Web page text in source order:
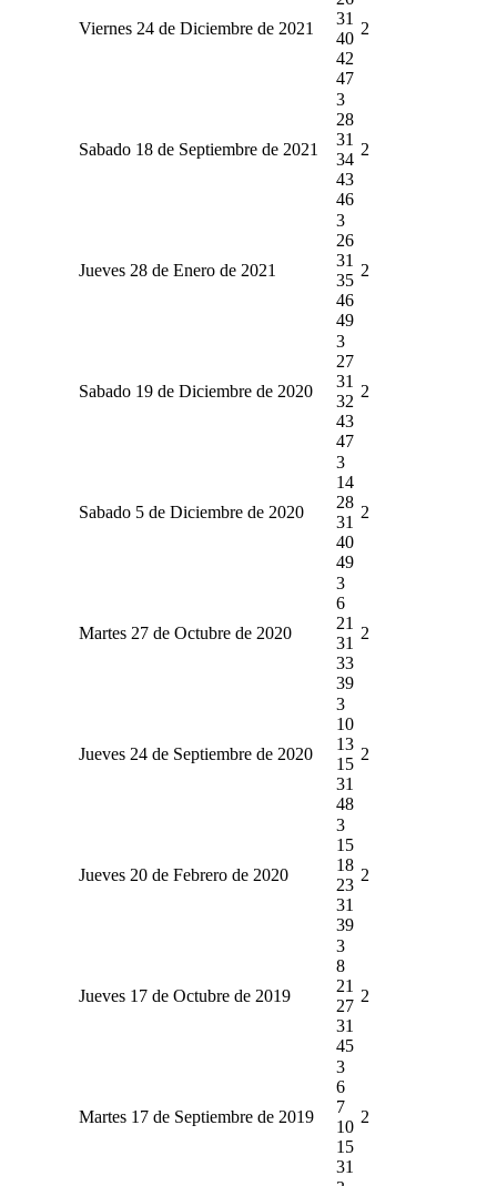
Viernes 24 de Diciembre de 2021
31
40
42
47
2
Sabado 18 de Septiembre de 2021
3
28
31
34
43
46
2
Jueves 28 de Enero de 2021
3
26
31
35
46
49
2
Sabado 19 de Diciembre de 2020
3
27
31
32
43
47
2
Sabado 5 de Diciembre de 2020
3
14
28
31
40
49
2
Martes 27 de Octubre de 2020
3
6
21
31
33
39
2
Jueves 24 de Septiembre de 2020
3
10
13
15
31
48
2
Jueves 20 de Febrero de 2020
3
15
18
23
31
39
2
Jueves 17 de Octubre de 2019
3
8
21
27
31
45
2
Martes 17 de Septiembre de 2019
3
6
7
10
15
31
2